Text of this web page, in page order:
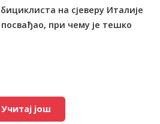
на сјеверу Италије
при чему је тешко
Учитај још